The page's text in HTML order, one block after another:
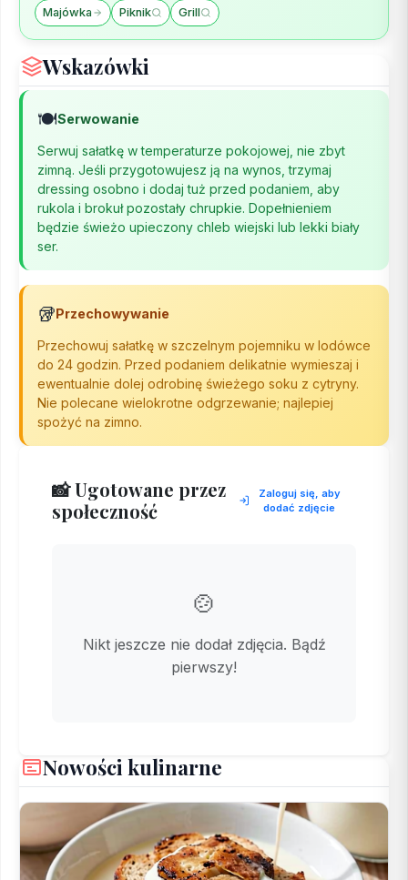
Majówka Piknik Grill
Wskazówki
🍽️Serwowanie
Serwuj sałatkę w temperaturze pokojowej, nie zbyt
zimną. Jeśli przygotowujesz ją na wynos, trzymaj
dressing osobno i dodaj tuż przed podaniem, aby
rukola i brokuł pozostały chrupkie. Dopełnieniem
będzie świeżo upieczony chleb wiejski lub lekki biały
ser.
🥡Przechowywanie
Przechowuj sałatkę w szczelnym pojemniku w lodówce
do 24 godzin. Przed podaniem delikatnie wymieszaj i
ewentualnie dolej odrobinę świeżego soku z cytryny.
Nie polecane wielokrotne odgrzewanie; najlepiej
spożyć na zimno.
📸 Ugotowane przez
społeczność
Zaloguj się, aby
dodać zdjęcie
🍲
Nikt jeszcze nie dodał zdjęcia. Bądź
pierwszy!
Nowości kulinarne